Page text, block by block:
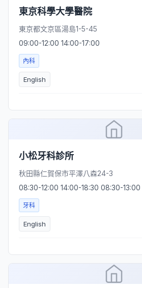
東京科學大學醫院
東京都文京區湯島1-5-45
09:00-12:00 14:00-17:00
內科
English
小松牙科診所
秋田縣仁賀保市平澤八森24-3
08:30-12:00 14:00-18:30 08:30-13:00
牙科
English